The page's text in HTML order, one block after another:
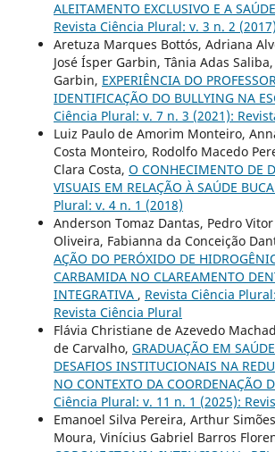
ALEITAMENTO EXCLUSIVO E A
Revista Ciência Plural: v. 3 n. 2 (2017)
Aretuza Marques Bottós, Adriana
José Ísper Garbin, Tânia Adas
Garbin, EXPERIÊNCIA DO
IDENTIFICAÇÃO DO BULLYING NA
Ciência Plural: v. 7 n. 3 (2021):
Luiz Paulo de Amorim Monteiro,
Costa Monteiro, Rodolfo Macedo
Clara Costa, O CONHECIMENTO DE
VISUAIS EM RELAÇÃO À SAÚDE
Plural: v. 4 n. 1 (2018)
Anderson Tomaz Dantas, Pedro
Oliveira, Fabianna da Conceição
AÇÃO DO PERÓXIDO DE
CARBAMIDA NO CLAREAMENTO
INTEGRATIVA , Revista Ciência
Revista Ciência Plural
Flávia Christiane de Azevedo
de Carvalho, GRADUAÇÃO EM
DESAFIOS INSTITUCIONAIS NA
NO CONTEXTO DA COORDENAÇÃO
Ciência Plural: v. 11 n. 1 (2025):
Emanoel Silva Pereira, Arthur
Moura, Vinícius Gabriel Barros